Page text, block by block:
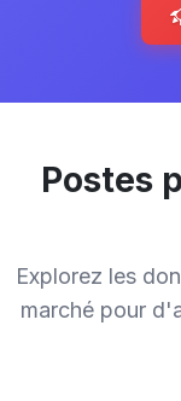
Postes
Explorez les
marché pour